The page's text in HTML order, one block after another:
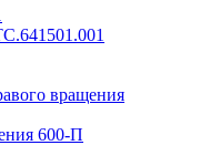
вращения
600-П